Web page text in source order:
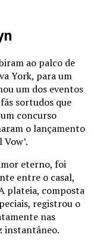
ao palco de
York, para um
um dos eventos
sortudos que
concurso
o lançamento
eterno, foi
entre o casal,
plateia, composta
registrou o
nas
instantâneo.